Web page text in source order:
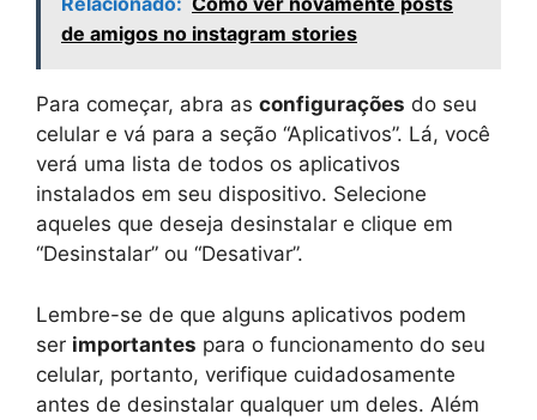
de amigos no instagram stories
Para começar, abra as configurações do seu
celular e vá para a seção “Aplicativos”. Lá, você
verá uma lista de todos os aplicativos
instalados em seu dispositivo. Selecione
aqueles que deseja desinstalar e clique em
“Desinstalar” ou “Desativar”.
Lembre-se de que alguns aplicativos podem
ser importantes para o funcionamento do seu
celular, portanto, verifique cuidadosamente
antes de desinstalar qualquer um deles. Além